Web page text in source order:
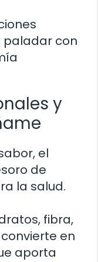
paladar con
y
el
de
la salud.
fibra,
en
aporta